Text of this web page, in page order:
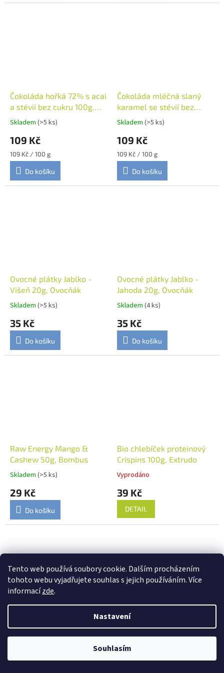
Tento web používá soubory cookie. Dalším procházením
tohoto webu vyjadřujete souhlas s jejich používáním. Více
informacízde.
Nastavení
Souhlasím
Čokoláda hořká 72% s acai
a stévií bez cukru 100g,
Solé
Skladem (>5 ks)
109 Kč
Měrná
cena:
109 Kč / 100 g
Do košíku
Čokoláda mléčná slaný
karamel se stévií bez
cukru 100g, Solé
Skladem (>5 ks)
109 Kč
Měrná
cena:
109 Kč / 100 g
Do košíku
Ovocné plátky Jablko -
Višeň 20g, Ovocňák
Skladem (>5 ks)
35 Kč
Do košíku
Ovocné plátky Jablko -
Jahoda 20g, Ovocňák
Skladem (4 ks)
35 Kč
Do košíku
Raw Energy Mango &
Cashew 50g, Bombus
Skladem (>5 ks)
29 Kč
Do košíku
Bio chlebíček proteinový
Crispins 100g, Extrudo
Vyprodáno
39 Kč
DETAIL
koriandrem Crispins 100g,
Extrudo
39 Kč
Arašídy pražené solené s
oregánem 200g, Šufan
Skladem
99 Kč